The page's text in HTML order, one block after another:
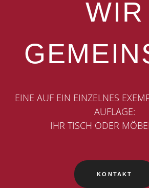
WIR
EINE AUF EIN EINZELNES
AUFLAGE:
IHR TISCH ODER
KONTAKT